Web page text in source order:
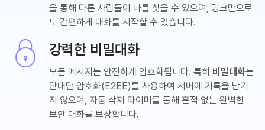
을 통해 다른 사람들이 나를 찾을 수 있으며, 링크만으로
도 간편하게 대화를 시작할 수 있습니다.
강력한 비밀대화
모든 메시지는 안전하게 암호화됩니다. 특히 비밀대화는
단대단 암호화(E2EE)를 사용하여 서버에 기록을 남기
지 않으며, 자동 삭제 타이머를 통해 흔적 없는 완벽한
보안 대화를 보장합니다.